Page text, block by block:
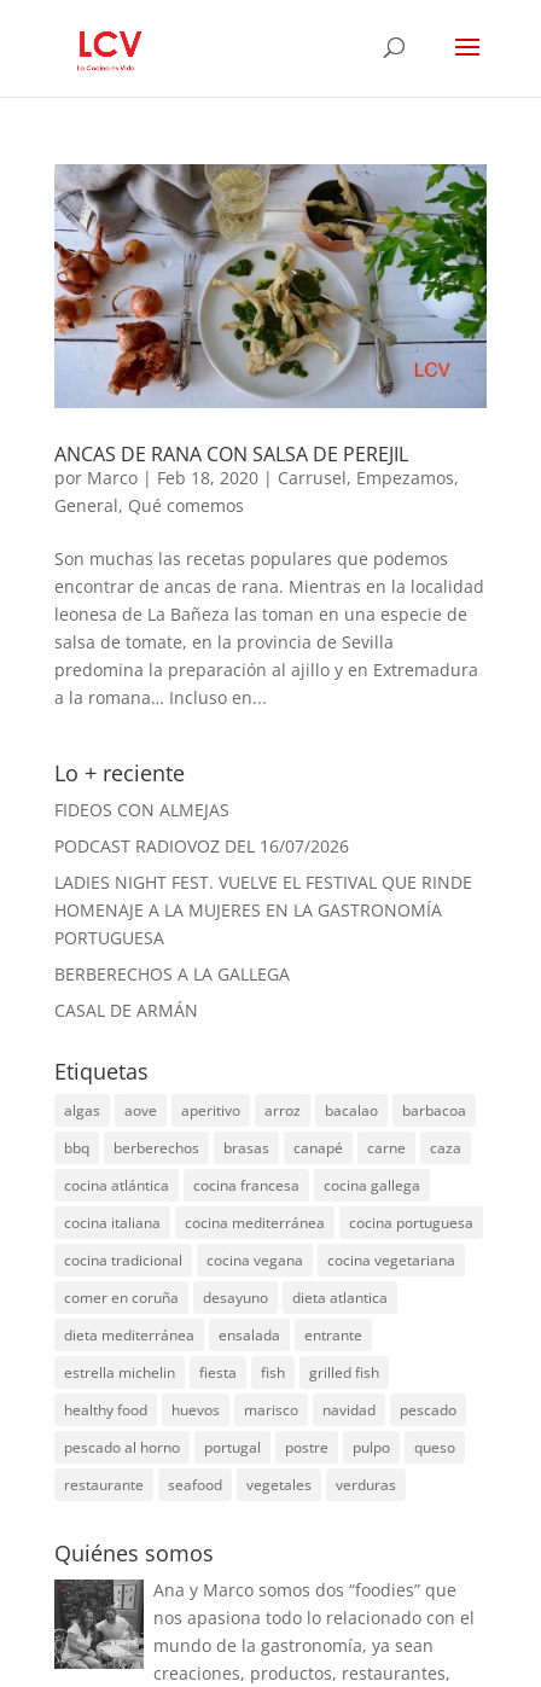
ANCAS DE RANA CON SALSA DE PEREJIL
por Marco| Feb 18, 2020| Carrusel, Empezamos,
General, Qué comemos
Son muchas las recetas populares que podemos
encontrar de ancas de rana. Mientras en la localidad
leonesa de La Bañeza las toman en una especie de
salsa de tomate, en la provincia de Sevilla
predomina la preparación al ajillo y en Extremadura
a la romana… Incluso en...
Lo + reciente
FIDEOS CON ALMEJAS
PODCAST RADIOVOZ DEL 16/07/2026
LADIES NIGHT FEST. VUELVE EL FESTIVAL QUE RINDE
HOMENAJE A LA MUJERES EN LA GASTRONOMÍA
PORTUGUESA
BERBERECHOS A LA GALLEGA
CASAL DE ARMÁN
Etiquetas
algas aove aperitivo arroz bacalao
barbacoa
bbq
berberechos brasas canapé carne
caza
cocina atlántica
cocina francesa
cocina gallega
cocina italiana
cocina mediterránea
cocina portuguesa
cocina tradicional
cocina vegana
cocina vegetariana
comer en coruña
desayuno
dieta atlantica
dieta mediterránea
ensalada
entrante
estrella michelin
fiesta fish
grilled fish
healthy food
huevos marisco navidad
pescado
pescado al horno
portugal postre pulpo
queso
restaurante
seafood vegetales verduras
Quiénes somos
Ana y Marco somos dos “foodies” que
nos apasiona todo lo relacionado con el
mundo de la gastronomía, ya sean
creaciones, productos, restaurantes,